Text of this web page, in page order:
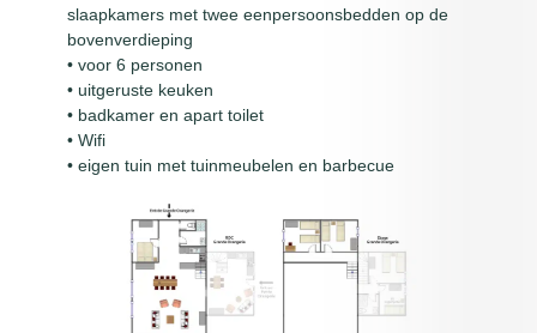
slaapkamers met twee eenpersoonsbedden op de
bovenverdieping
• voor 6 personen
• uitgeruste keuken
• badkamer en apart toilet
• Wifi
• eigen tuin met tuinmeubelen en barbecue